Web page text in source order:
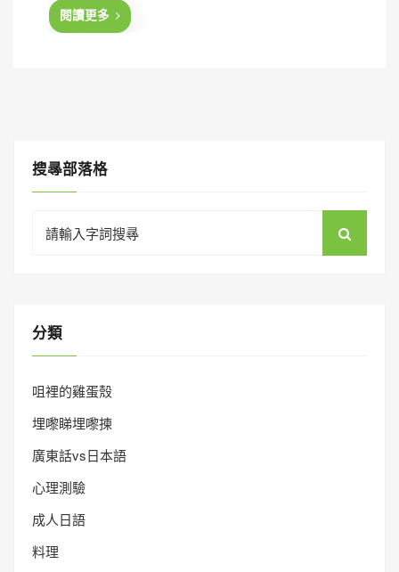
d
閱讀更多
搜㝷部落格
for:
分類
咀裡的雞蛋殼
埋嚟睇埋嚟揀
廣東話vs日本語
心理測驗
成人日語
料理